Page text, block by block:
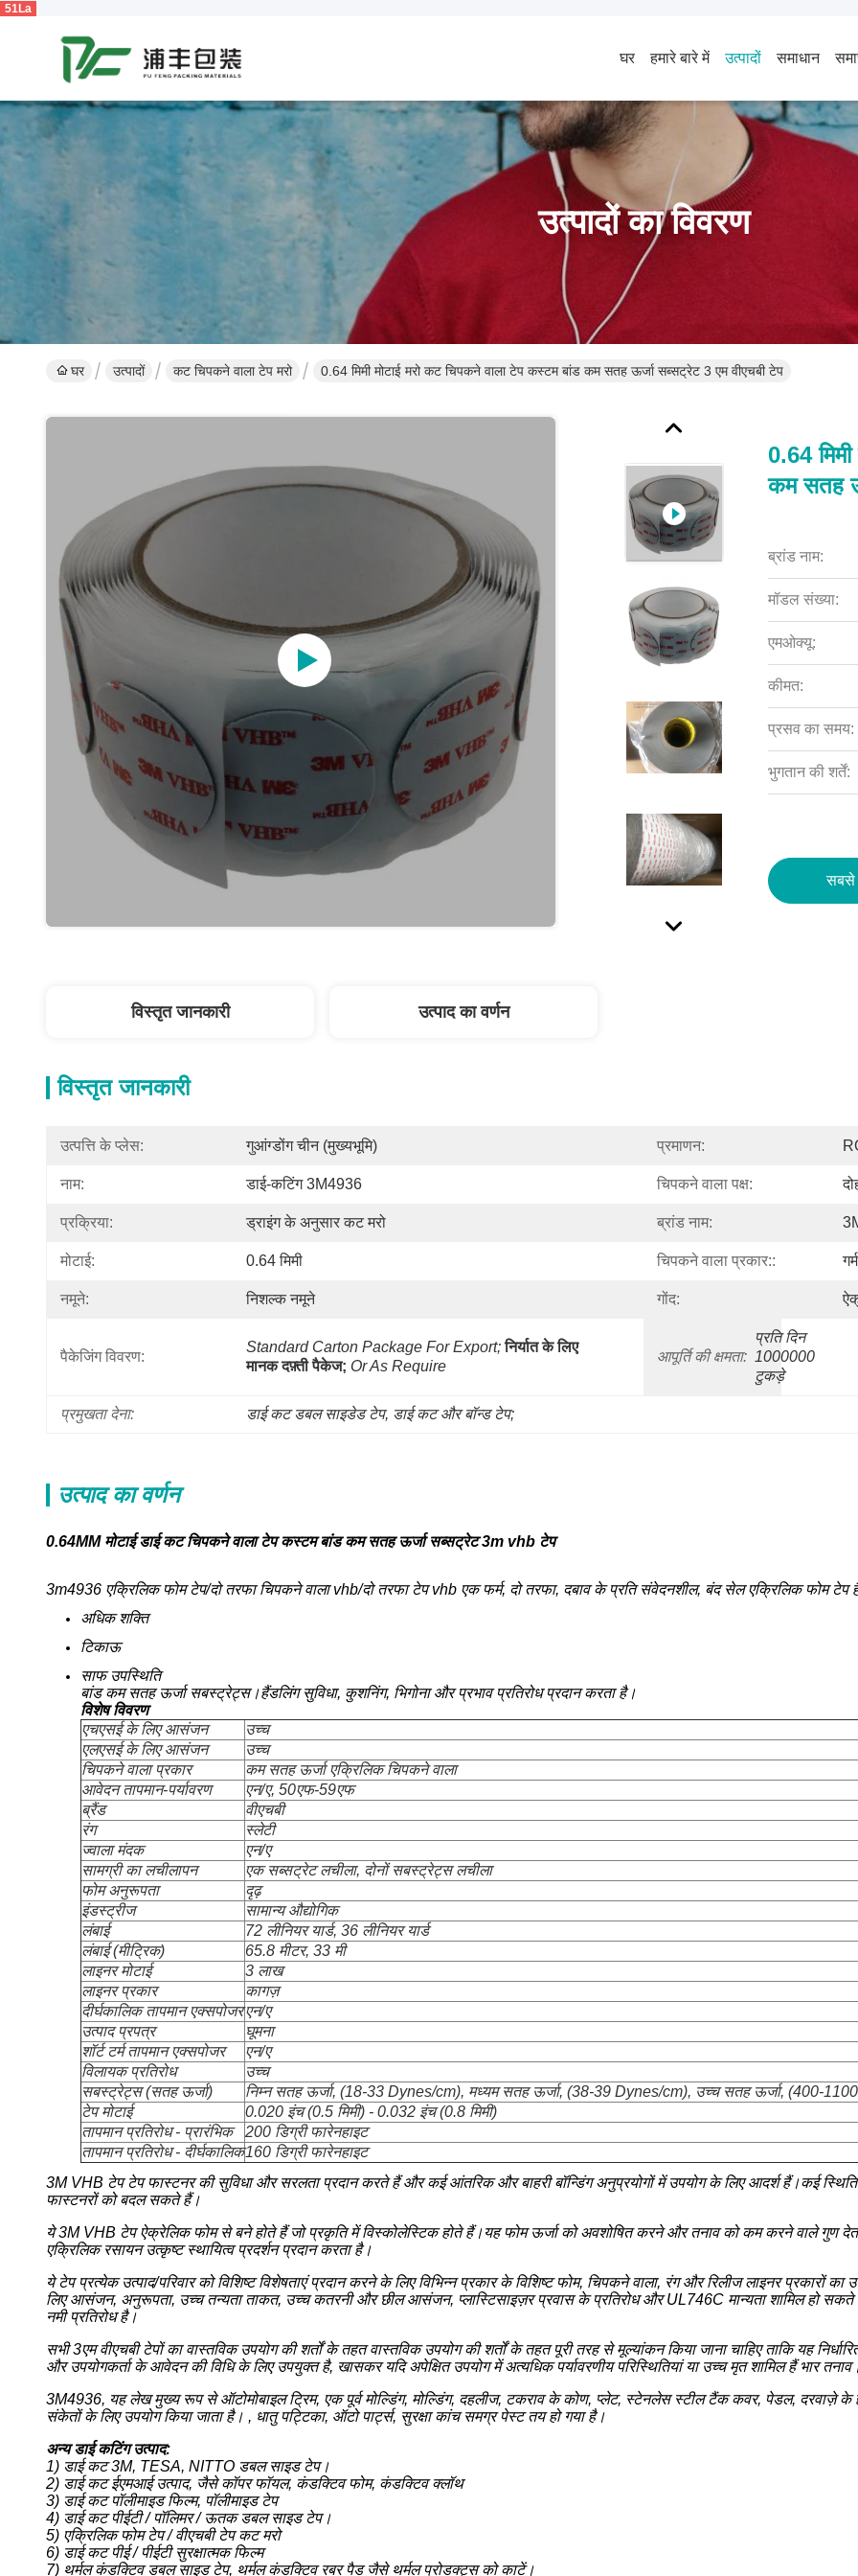
51La
घर हमारे बारे में उत्पादों समाधान
उत्पादों का विवरण
घर उत्पादों कट चिपकने वाला टेप मरो 0.64 मिमी मोटाई मरो कट चिपकने वाला टेप कस्टम बांड कम सतह ऊर्जा सब्सट्रेट 3 एम वीएचबी टेप
0.64
कम सतह
ब्रांड नाम:
मॉडल संख्या:
एमओक्यू:
कीमत:
प्रसव का समय:
भुगतान की शर्तें:
सबसे
विस्तृत जानकारी उत्पाद का वर्णन
विस्तृत जानकारी
उत्पत्ति के प्लेस: गुआंग्डोंग चीन (मुख्यभूमि) प्रमाणन:
नाम: डाई-कटिंग 3M4936 चिपकने वाला पक्ष:
प्रक्रिया: ड्राइंग के अनुसार कट मरो ब्रांड नाम:
मोटाई: 0.64 मिमी चिपकने वाला प्रकार::
नमूने: निशल्क नमूने गोंद:
पैकेजिंग विवरण:
Standard Carton Package For Export; निर्यात के लिए
मानक दफ़्ती पैकेज; Or As Require
आपूर्ति की क्षमता:
प्रति दिन
1000000
टुकड़े
प्रमुखता देना: डाई कट डबल साइडेड टेप, डाई कट और बॉन्ड टेप;
उत्पाद का वर्णन
0.64MM मोटाई डाई कट चिपकने वाला टेप कस्टम बांड कम सतह ऊर्जा सब्सट्रेट 3m vhb टेप
3m4936 एक्रिलिक फोम टेप/दो तरफा चिपकने वाला vhb/दो तरफा टेप vhb एक फर्म, दो तरफा, दबाव के प्रति संवेदनशील, बंद सेल एक्रिलिक फोम टेप
अधिक शक्ति
टिकाऊ
साफ उपस्थिति
बांड कम सतह ऊर्जा सबस्ट्रेट्स।हैंडलिंग सुविधा, कुशनिंग, भिगोना और प्रभाव प्रतिरोध प्रदान करता है।
विशेष विवरण
एचएसई के लिए आसंजन
उच्च
एलएसई के लिए आसंजन
उच्च
चिपकने वाला प्रकार
कम सतह ऊर्जा एक्रिलिक चिपकने वाला
आवेदन तापमान-पर्यावरण
एन/ए, 50एफ-59एफ
ब्रैंड
वीएचबी
रंग
स्लेटी
ज्वाला मंदक
एन/ए
सामग्री का लचीलापन
एक सब्सट्रेट लचीला, दोनों सबस्ट्रेट्स लचीला
फोम अनुरूपता
दृढ़
इंडस्ट्रीज
सामान्य औद्योगिक
लंबाई
72 लीनियर यार्ड, 36 लीनियर यार्ड
लंबाई (मीट्रिक)
65.8 मीटर, 33 मी
लाइनर मोटाई
3 लाख
लाइनर प्रकार
कागज़
दीर्घकालिक तापमान एक्सपोजरएन/ए
उत्पाद प्रपत्र
घूमना
शॉर्ट टर्म तापमान एक्सपोजर
एन/ए
विलायक प्रतिरोध
उच्च
सबस्ट्रेट्स (सतह ऊर्जा)
निम्न सतह ऊर्जा, (18-33 Dynes/cm), मध्यम सतह ऊर्जा, (38-39 Dynes/cm), उच्च सतह ऊर्जा, (400-
टेप मोटाई
0.020 इंच (0.5 मिमी) - 0.032 इंच (0.8 मिमी)
तापमान प्रतिरोध - प्रारंभिक
200 डिग्री फारेनहाइट
तापमान प्रतिरोध - दीर्घकालिक160 डिग्री फारेनहाइट
3M VHB टेप टेप फास्टनर की सुविधा और सरलता प्रदान करते हैं और कई आंतरिक और बाहरी बॉन्डिंग अनुप्रयोगों में उपयोग के लिए आदर्श हैं।कई
फास्टनरों को बदल सकते हैं।
ये 3M VHB टेप ऐक्रेलिक फोम से बने होते हैं जो प्रकृति में विस्कोलेस्टिक होते हैं।यह फोम ऊर्जा को अवशोषित करने और तनाव को कम करने वाले गुण
एक्रिलिक रसायन उत्कृष्ट स्थायित्व प्रदर्शन प्रदान करता है।
ये टेप प्रत्येक उत्पाद/परिवार को विशिष्ट विशेषताएं प्रदान करने के लिए विभिन्न प्रकार के विशिष्ट फोम, चिपकने वाला, रंग और रिलीज लाइनर प्रकारों
लिए आसंजन, अनुरूपता, उच्च तन्यता ताकत, उच्च कतरनी और छील आसंजन, प्लास्टिसाइज़र प्रवास के प्रतिरोध और UL746C मान्यता शामिल हो
नमी प्रतिरोध है।
सभी 3एम वीएचबी टेपों का वास्तविक उपयोग की शर्तों के तहत वास्तविक उपयोग की शर्तों के तहत पूरी तरह से मूल्यांकन किया जाना चाहिए ताकि यह
और उपयोगकर्ता के आवेदन की विधि के लिए उपयुक्त है, खासकर यदि अपेक्षित उपयोग में अत्यधिक पर्यावरणीय परिस्थितियां या उच्च मृत शामिल हैं भार
3M4936, यह लेख मुख्य रूप से ऑटोमोबाइल ट्रिम, एक पूर्व मोल्डिंग, मोल्डिंग, दहलीज, टकराव के कोण, प्लेट, स्टेनलेस स्टील टैंक कवर, पेडल, दरवाज़े के
संकेतों के लिए उपयोग किया जाता है। , धातु पट्टिका, ऑटो पार्ट्स, सुरक्षा कांच समग्र पेस्ट तय हो गया है।
अन्य डाई कटिंग उत्पाद:
1) डाई कट 3M, TESA, NITTO डबल साइड टेप।
2) डाई कट ईएमआई उत्पाद, जैसे कॉपर फॉयल, कंडक्टिव फोम, कंडक्टिव क्लॉथ
3) डाई कट पॉलीमाइड फिल्म, पॉलीमाइड टेप
4) डाई कट पीईटी / पॉलिमर / ऊतक डबल साइड टेप।
5) एक्रिलिक फोम टेप / वीएचबी टेप कट मरो
6) डाई कट पीई / पीईटी सुरक्षात्मक फिल्म
7) थर्मल कंडक्टिव डबल साइड टेप, थर्मल कंडक्टिव रबर पैड जैसे थर्मल प्रोडक्ट्स को काटें।